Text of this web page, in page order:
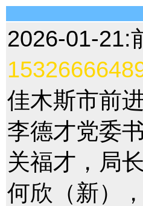
2026-01-21:
佳木斯市前
李德才党委
关福才，局长
何欣（新）